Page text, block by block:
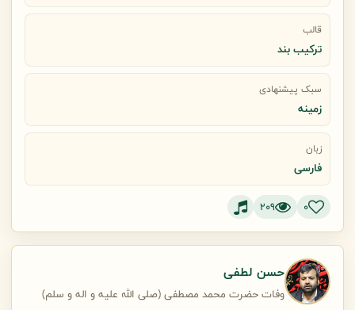
زمان غربت حیدر بیاید
پس از تو خانه‌ام آتش بگیرد
صدای من زپشت در بیاید
کشد آتش به دور من زبانه
زنم ناله به زیر تازیانه
بیا بابا که زهرا بی پسر شد
میان این در و دیوار خانه
قالب
ترکیب بند
سبک پیشنهادی
زمینه
زبان
فارسی
0
209
حسن لطفی
وفات حضرت محمد مصطفی (صلی الله علیه و اله و سلم)